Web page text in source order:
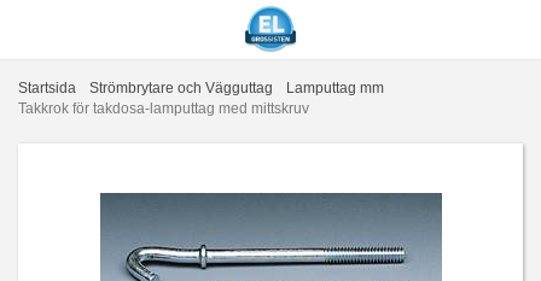
Startsida Strömbrytare och Vägguttag
Lamputtag mm
Takkrok för takdosa-lamputtag med mittskruv